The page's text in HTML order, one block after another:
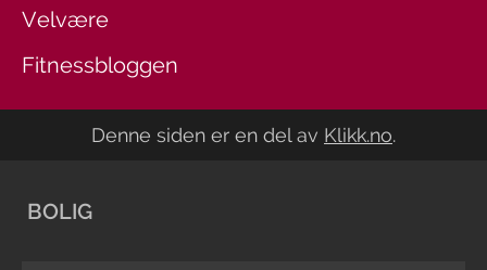
Velvære
Fitnessbloggen
Denne siden er en del av Klikk.no.
BOLIG